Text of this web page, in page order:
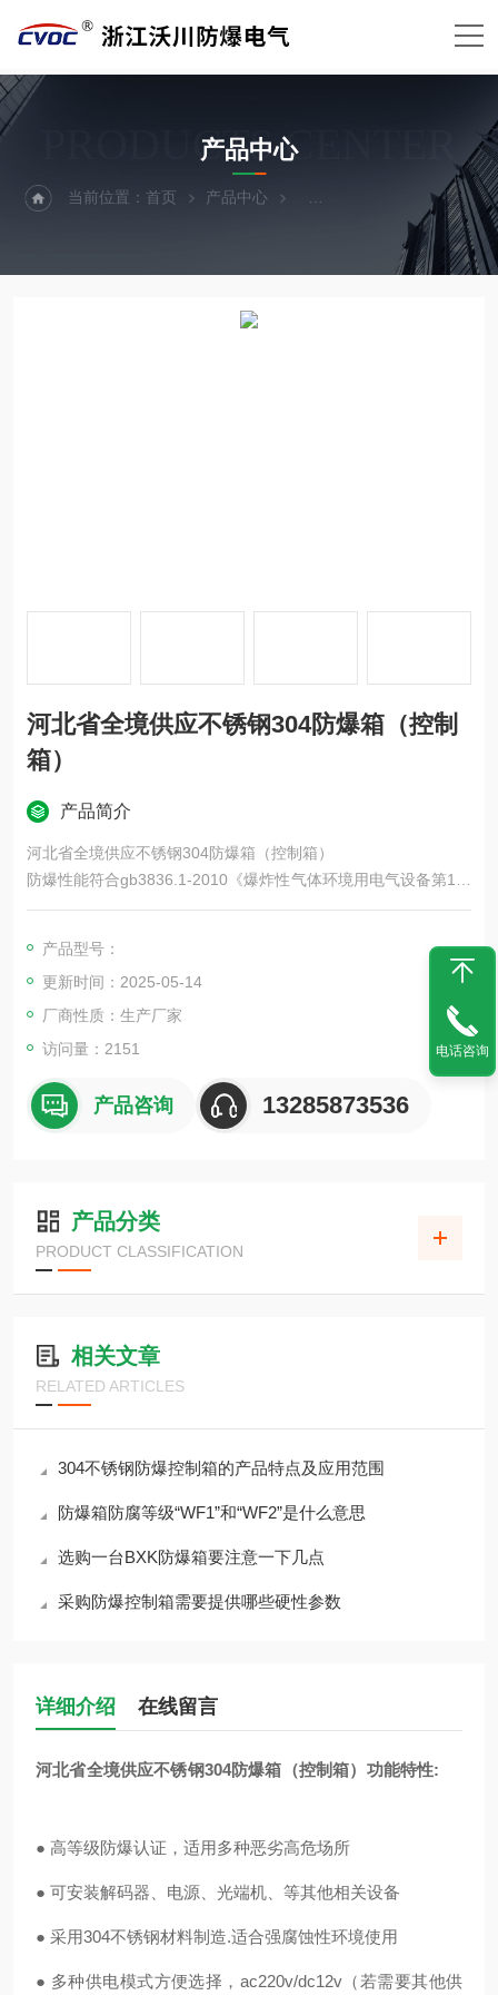
PRODUCTS CENTER
产品中心
当前位置：首页 产品中心 防爆箱外壳（防爆箱体）
河北省全境供应不锈钢304防爆箱（控制
箱）
产品简介
河北省全境供应不锈钢304防爆箱（控制箱）
防爆性能符合gb3836.1-2010《爆炸性气体环境用电气设备第1部
分:通用要求》、gb3836.2-2010《爆炸性气体环境用防爆电气设
b、ⅱc类可燃性气体，引燃温度组别为t1-t6组的1区、2区，可燃
性气体或蒸气与空气形成的爆炸性混合物的场所，也适用于引燃
温度组别为t1-t6组。
产品型号：
更新时间：2025-05-14
厂商性质：生产厂家
访问量：2151
产品咨询 13285873536
产品分类
PRODUCT CLASSIFICATION
相关文章
RELATED ARTICLES
304不锈钢防爆控制箱的产品特点及应用范围
防爆箱防腐等级“WF1”和“WF2”是什么意思
选购一台BXK防爆箱要注意一下几点
采购防爆控制箱需要提供哪些硬性参数
详细介绍 在线留言
河北省全境供应不锈钢304防爆箱（控制箱）功能特性:
● 高等级防爆认证，适用多种恶劣高危场所
● 可安装解码器、电源、光端机、等其他相关设备
● 采用304不锈钢材料制造.适合强腐蚀性环境使用
● 多种供电模式方便选择，ac220v/dc12v（若需要其他供
电话咨询